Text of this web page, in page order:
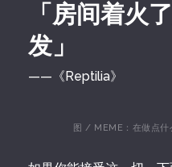
「房间着火
发」
——《Reptilia》
图 / MEME：在做点什